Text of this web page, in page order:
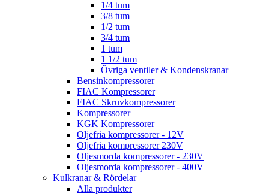
1/4 tum
3/8 tum
1/2 tum
3/4 tum
1 tum
1 1/2 tum
Övriga ventiler & Kondenskranar
Bensinkompressorer
FIAC Kompressorer
FIAC Skruvkompressorer
Kompressorer
KGK Kompressorer
Oljefria kompressorer - 12V
Oljefria kompressorer 230V
Oljesmorda kompressorer - 230V
Oljesmorda kompressorer - 400V
Kulkranar & Rördelar
Alla produkter